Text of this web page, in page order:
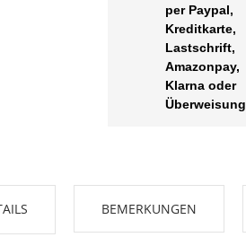
per Paypal,
Kreditkarte,
Lastschrift,
Amazonpay,
Klarna oder
Überweisung
BEMERKUNGEN